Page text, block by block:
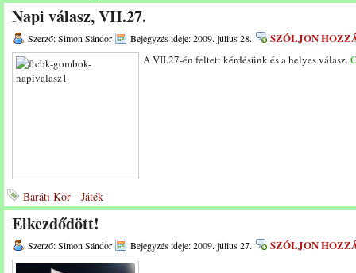
Napi válasz, VII.27.
Szerző: Simon Sándor Bejegyzés ideje: 2009. július 28. SZÓLJON
A VII.27-én feltett kérdésünk és a helyes válasz.
Baráti Kör - Játék
Elkezdődött!
Szerző: Simon Sándor Bejegyzés ideje: 2009. július 27. SZÓLJON